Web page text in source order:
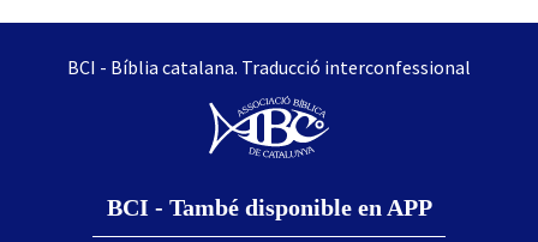
BCI - Bíblia catalana. Traducció interconfessional
BCI - També disponible en APP